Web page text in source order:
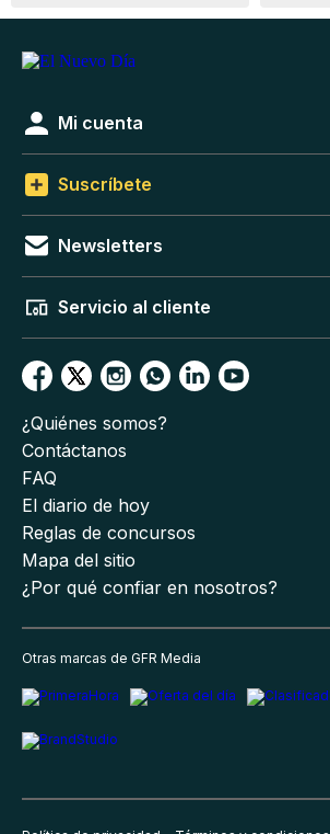
Mi cuenta
Suscríbete
Newsletters
Servicio al cliente
¿Quiénes somos?
Contáctanos
FAQ
El diario de hoy
Reglas de concursos
Mapa del sitio
¿Por qué confiar en nosotros?
Otras marcas de GFR Media